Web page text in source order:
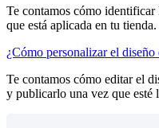
Te contamos cómo
que está aplicada en tu tienda.
¿Cómo personalizar el
Te contamos cómo editar el
y publicarlo una vez que esté